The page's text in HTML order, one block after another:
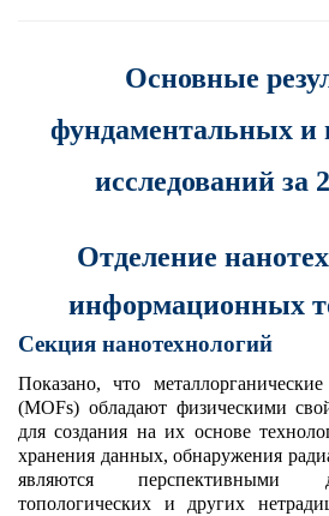
Основные
фундаментальных и
исследований за
Отделение
информационных
Секция нанотехнологий
Показано, что
(MOFs) обладают физическими
для создания на их основе
хранения данных, обнаружения
являются перспективными
топологических и других